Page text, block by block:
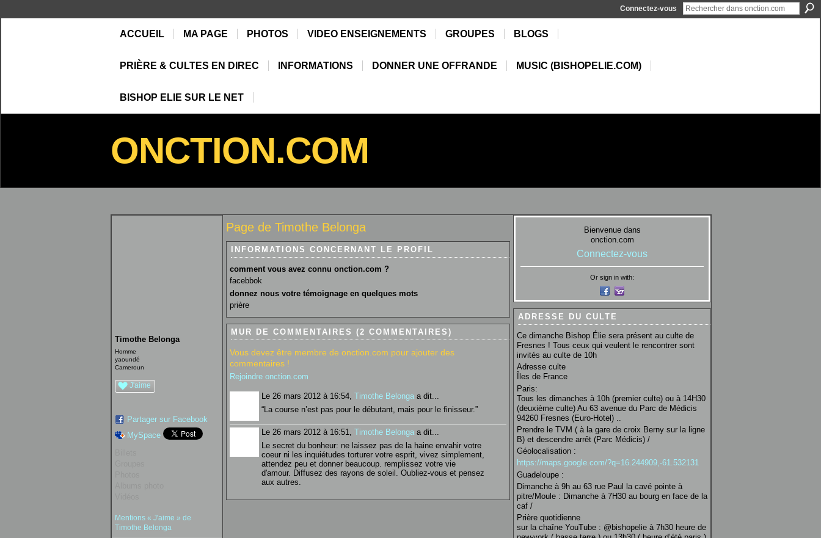
Connectez-vous
ACCUEIL MA PAGE PHOTOS VIDEO ENSEIGNEMENTS GROUPES BLOGS
PRIÈRE & CULTES EN DIREC INFORMATIONS DONNER UNE OFFRANDE MUSIC (BISHOPELIE.COM)
BISHOP ELIE SUR LE NET
ONCTION.COM
Timothe Belonga
Homme
yaoundé
Cameroun
J'aime
Partager sur Facebook
MySpace
Mentions « J'aime » de
Timothe Belonga
Page de Timothe Belonga
INFORMATIONS CONCERNANT LE PROFIL
comment vous avez connu onction.com ?
facebbok
donnez nous votre témoignage en quelques mots
prière
MUR DE COMMENTAIRES (2 COMMENTAIRES)
Vous devez être membre de onction.com pour ajouter des
commentaires !
Rejoindre onction.com
Le 26 mars 2012 à 16:54, Timothe Belonga a dit...
“La course n’est pas pour le débutant, mais pour le finisseur.”
Le 26 mars 2012 à 16:51, Timothe Belonga a dit...
Le secret du bonheur: ne laissez pas de la haine envahir votre
coeur ni les inquiétudes torturer votre esprit, vivez simplement,
attendez peu et donner beaucoup. remplissez votre vie
d'amour. Diffusez des rayons de soleil. Oubliez-vous et pensez
aux autres.
Bienvenue dans
onction.com
Connectez-vous
Or sign in with:
ADRESSE DU CULTE
Ce dimanche Bishop Élie sera présent au culte de
Fresnes ! Tous ceux qui veulent le rencontrer sont
invités au culte de 10h
Adresse culte
Îles de France
Paris:
Tous les dimanches à 10h (premier culte) ou à 14H30
(deuxième culte) Au 63 avenue du Parc de Médicis
94260 Fresnes (Euro-Hotel) ..
Prendre le TVM ( à la gare de croix Berny sur la ligne
B) et descendre arrêt (Parc Médicis) /
Géolocalisation :
https://maps.google.com/?q=16.244909,-61.532131
Guadeloupe :
Dimanche à 9h au 63 rue Paul la cavé pointe à
pitre/Moule : Dimanche à 7H30 au bourg en face de la
caf /
Prière quotidienne
sur la chaîne YouTube : @bishopelie à 7h30 heure de